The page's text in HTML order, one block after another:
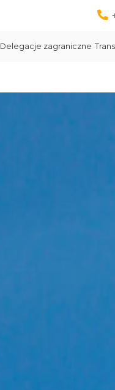
Delegacje zagraniczne